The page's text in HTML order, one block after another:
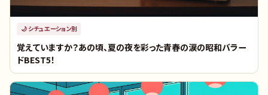
🌙 シチュエーション別
覚えていますか？あの頃、夏の夜を彩った青春の涙の昭和バラー
ドBEST5！